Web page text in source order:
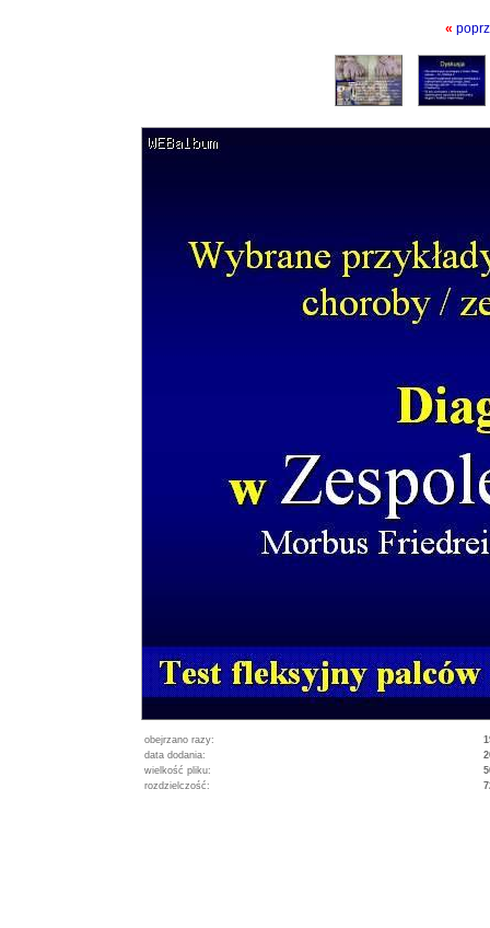
«
obejrzano razy:
data dodania:
wielkość pliku:
rozdzielczość: